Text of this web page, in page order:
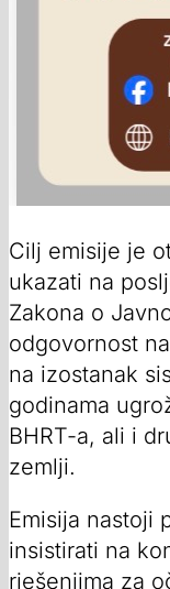
Cilj emisije je
ukazati na
Zakona o
odgovornost
na izostanak
godinama
BHRT-a, ali i
zemlji.
Emisija nastoji
insistirati na
rješenjima za